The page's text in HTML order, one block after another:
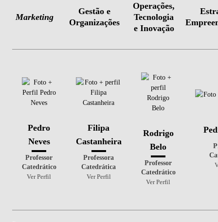
Marketing
Gestão e
Organizações
Operações,
Tecnologia
e Inovação
Pedro
Neves
Professor
Catedrático
Ver Perfil
Filipa
Castanheira
Professora
Catedrática
Ver Perfil
Rodrigo
Belo
Professor
Catedrático
Ver Perfil